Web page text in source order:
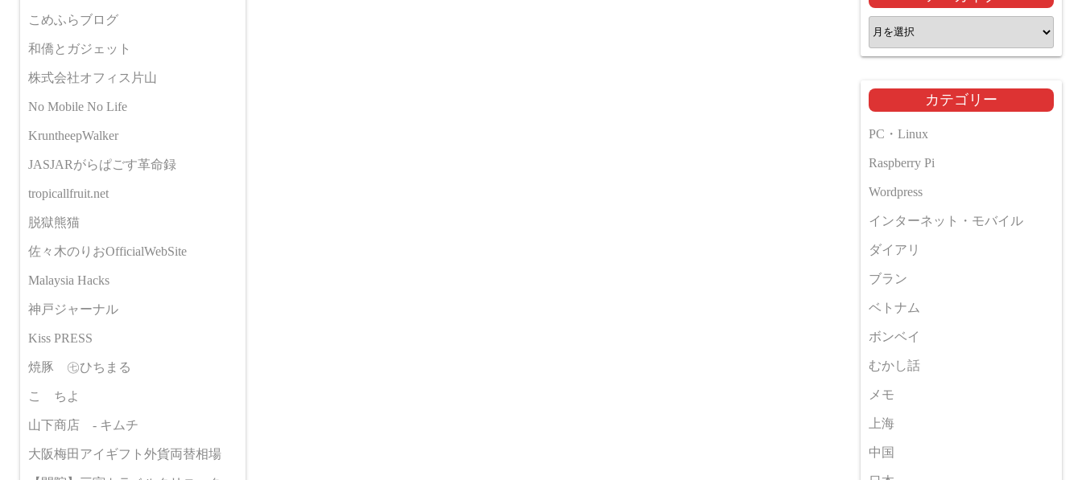
こめふらブログ
和僑とガジェット
株式会社オフィス片山
No Mobile No Life
KruntheepWalker
JASJARがらぱごす革命録
tropicallfruit.net
脱獄熊猫
佐々木のりおOfficialWebSite
Malaysia Hacks
神戸ジャーナル
Kiss PRESS
焼豚 ㊆ひちまる
こゝちよ
山下商店 - キムチ
大阪梅田アイギフト外貨両替相場
ア
ー
イ
ブ
カテゴリー
PC・Linux
Raspberry Pi
Wordpress
インターネット・モバイル
ダイアリ
ブラン
ベトナム
ボンベイ
むかし話
メモ
上海
中国